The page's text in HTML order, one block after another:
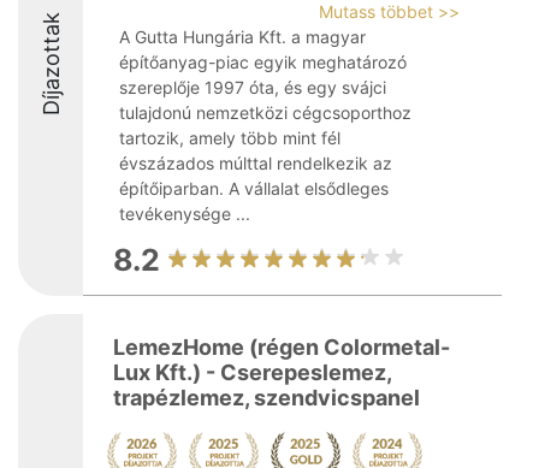
Díjazottak
Mutass többet >>
A Gutta Hungária Kft. a magyar
építőanyag-piac egyik meghatározó
szereplője 1997 óta, és egy svájci
tulajdonú nemzetközi cégcsoporthoz
tartozik, amely több mint fél
évszázados múlttal rendelkezik az
építőiparban. A vállalat elsődleges
tevékenysége ...
8.2
LemezHome (régen Colormetal-
Lux Kft.) - Cserepeslemez,
trapézlemez, szendvicspanel